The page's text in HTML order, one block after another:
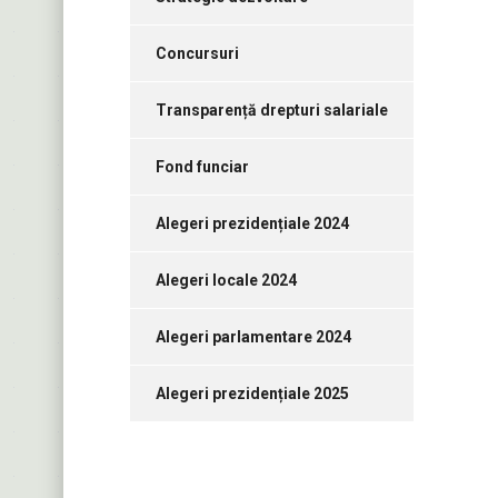
Concursuri
Transparență drepturi salariale
Fond funciar
Alegeri prezidențiale 2024
Alegeri locale 2024
Alegeri parlamentare 2024
Alegeri prezidențiale 2025